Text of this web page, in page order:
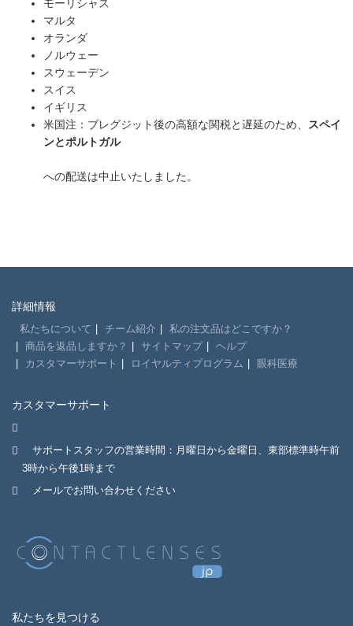
モーリシャス
マルタ
オランダ
ノルウェー
スウェーデン
スイス
イギリス
米国注： ブレグジット後の高額な関税と遅延のため、
スペイ
ンとポルトガル
への配送は中止いたしました。
詳細情報
私たちについて チーム紹介
私の注文品はどこですか？
商品を返品しますか？
サイトマップ
ヘルプ
カスタマーサポート
ロイヤルティプログラム 眼科医療
カスタマーサポート
サポートスタッフの営業時間：月曜日から金曜日、東部標準時午前
3時から午後1時まで
メールでお問い合わせください
私たちを見つける